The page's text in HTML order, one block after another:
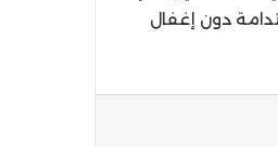
دون إغفال